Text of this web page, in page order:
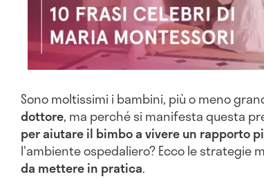
Sono moltissimi i bambini, più o meno
dottore, ma perché si manifesta questa
per aiutare il bimbo a vivere un rapporto
l'ambiente ospedaliero? Ecco le strategie
da mettere in pratica.